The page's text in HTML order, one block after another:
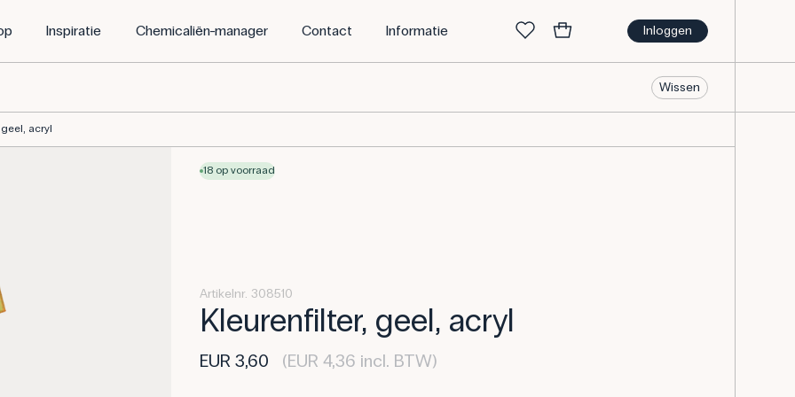
Inloggen
Inspiratie Chemicaliën-manager Contact Informatie
Wissen
acryl
18 op voorraad
Artikelnr. 308510
Kleurenfilter, geel, acryl
EUR 3,60 (EUR 4,36 incl. BTW)